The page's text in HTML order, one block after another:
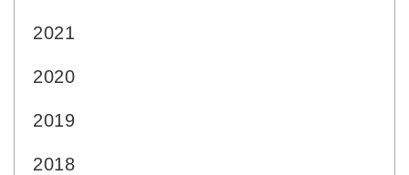
2021
2020
2019
2018